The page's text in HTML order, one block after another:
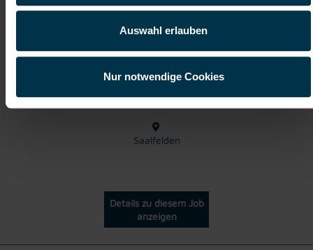
Auswahl erlauben
Nur notwendige Cookies
ab EUR 17,11
Saalfelden
Details zu diesem Job
anzeigen